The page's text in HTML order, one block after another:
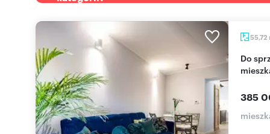
55,72
Do sprzedania przestronne 2-pokojowe
385